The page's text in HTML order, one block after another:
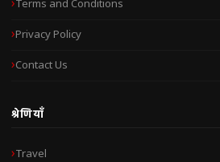
Terms and Conditions
Privacy Policy
Contact Us
श्रेणियाँ
Travel